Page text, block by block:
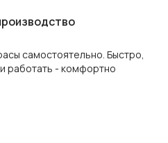
самостоятельно. Быстро,
работать - комфортно